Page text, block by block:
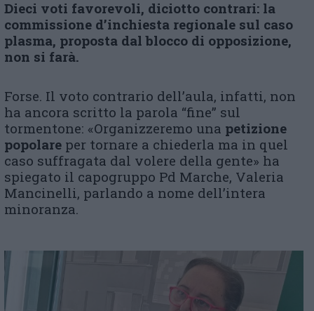
Dieci voti favorevoli, diciotto contrari: la
commissione d’inchiesta regionale sul caso
plasma, proposta dal blocco di opposizione,
non si farà.
Forse. Il voto contrario dell’aula, infatti, non
ha ancora scritto la parola “fine” sul
tormentone: «Organizzeremo una petizione
popolare per tornare a chiederla ma in quel
caso suffragata dal volere della gente» ha
spiegato il capogruppo Pd Marche, Valeria
Mancinelli, parlando a nome dell’intera
minoranza.